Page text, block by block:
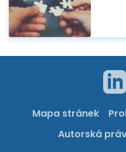
Mapa stránek
Autorská